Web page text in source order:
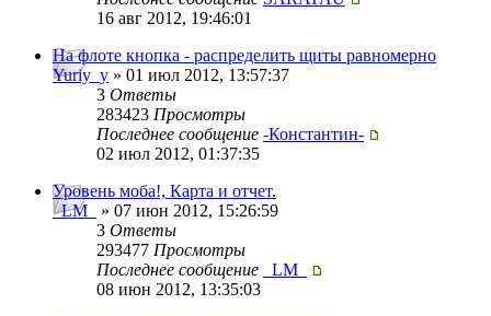
16 авг 2012, 19:46:01
На флоте кнопка - распределить щиты равномерно
Yuriy_y » 01 июл 2012, 13:57:37
3 Ответы
283423 Просмотры
Последнее сообщение -Константин-
02 июл 2012, 01:37:35
Уровень моба!, Карта и отчет.
_LM_
» 07 июн 2012, 15:26:59
3 Ответы
293477 Просмотры
Последнее сообщение
_LM_
08 июн 2012, 13:35:03